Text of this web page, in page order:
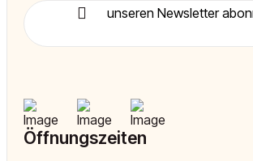
unseren Newsletter
Öffnungszeiten